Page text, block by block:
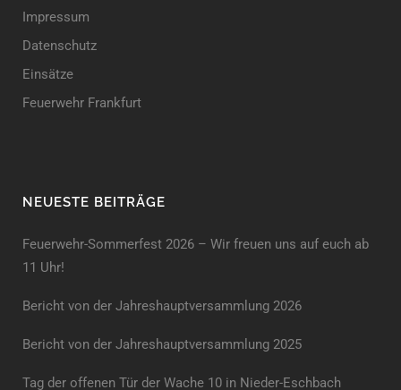
Impressum
Datenschutz
Einsätze
Feuerwehr Frankfurt
NEUESTE BEITRÄGE
Feuerwehr-Sommerfest 2026 – Wir freuen uns auf euch ab
11 Uhr!
Bericht von der Jahreshauptversammlung 2026
Bericht von der Jahreshaupt­versammlung 2025
Tag der offenen Tür der Wache 10 in Nieder-Eschbach